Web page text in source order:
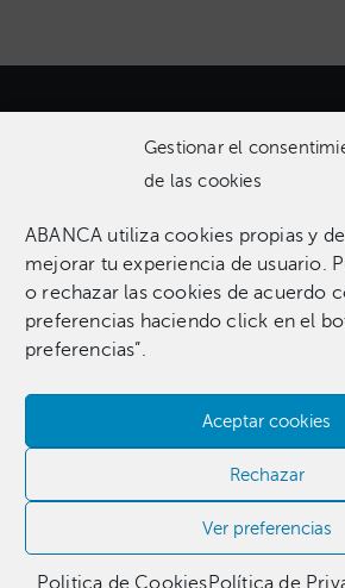
Gestionar el
de las cookies
ABANCA utiliza cookies propias y
mejorar tu experiencia de usuario.
o rechazar las cookies de acuerdo
preferencias haciendo click en el
preferencias”.
Aceptar cookies
Rechazar
Ver preferencias
Politica de CookiesPolítica de
Una colección que incluye 1.369
esculturas, fotografías, grabados,
pertenecientes a 255 artistas.​
Contacta con